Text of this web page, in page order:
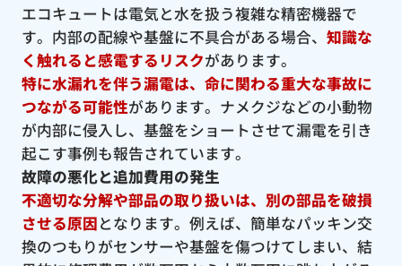
エコキュートは電気と水を扱う複雑な精密機器で
す。内部の配線や基盤に不具合がある場合、 知識な
く触れると感電するリスクがあります。
特に水漏れを伴う漏電は、命に関わる重大な事故に
つながる可能性があります。ナメクジなどの小動物
が内部に侵入し、基盤をショートさせて漏電を引き
起こす事例も報告されています。
故障の悪化と追加費用の発生
不適切な分解や部品の取り扱いは、別の部品を破損
させる原因となります。例えば、簡単なパッキン交
換のつもりがセンサーや基盤を傷つけてしまい、結